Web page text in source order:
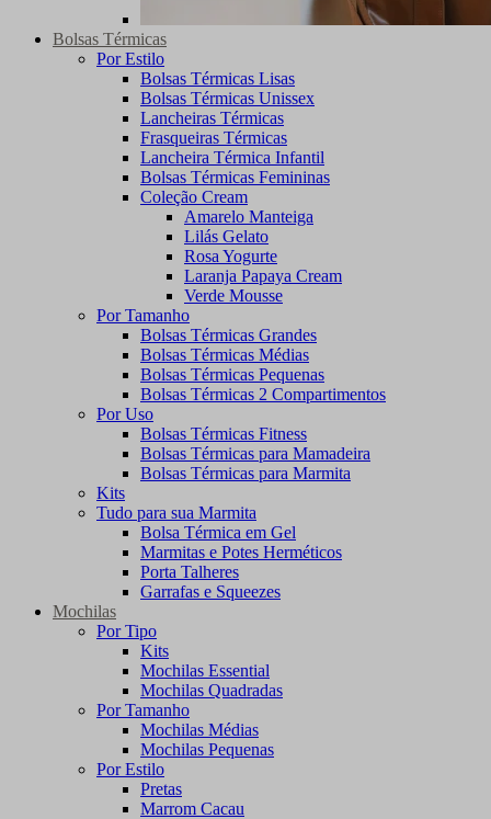
Bolsas Térmicas
Por Estilo
Bolsas Térmicas Lisas
Bolsas Térmicas Unissex
Lancheiras Térmicas
Frasqueiras Térmicas
Lancheira Térmica Infantil
Bolsas Térmicas Femininas
Coleção Cream
Amarelo Manteiga
Lilás Gelato
Rosa Yogurte
Laranja Papaya Cream
Verde Mousse
Por Tamanho
Bolsas Térmicas Grandes
Bolsas Térmicas Médias
Bolsas Térmicas Pequenas
Bolsas Térmicas 2 Compartimentos
Por Uso
Bolsas Térmicas Fitness
Bolsas Térmicas para Mamadeira
Bolsas Térmicas para Marmita
Kits
Tudo para sua Marmita
Bolsa Térmica em Gel
Marmitas e Potes Herméticos
Porta Talheres
Garrafas e Squeezes
Mochilas
Por Tipo
Kits
Mochilas Essential
Mochilas Quadradas
Por Tamanho
Mochilas Médias
Mochilas Pequenas
Por Estilo
Pretas
Marrom Cacau